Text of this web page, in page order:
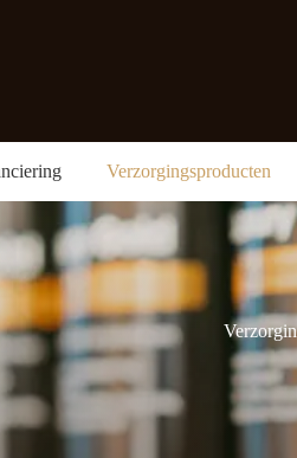
Verzorgingsproducten